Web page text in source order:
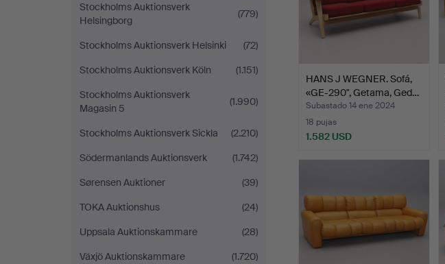
Stockholms Auktionsverk
Helsingborg
(779)
Stockholms Auktionsverk Helsinki
(72)
Stockholms Auktionsverk Köln
(1.151)
Stockholms Auktionsverk
Magasin 5
(1.990)
Stockholms Auktionsverk Sickla
(2.210)
Södermanlands Auktionsverk
(1.742)
Sørensen Auktioner
(39)
TOKA Auktionshus
(24)
Uppsala Auktionskammare
(28)
Växjö Auktionskammare
(1.720)
HANS J WEGNER. Sofá,
«GE-290", Getama, Ged…
Subastado 14 ene 2024
18 pujas
1.582 USD